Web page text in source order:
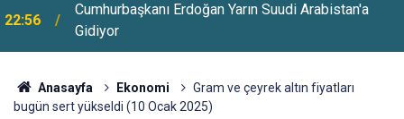
22:28
Huzurevlerine Sınavsız Personel Ve İşçi Alımı
Başladı
Anasayfa Ekonomi
Gram ve çeyrek altın fiyatları
bugün sert yükseldi (10 Ocak 2025)